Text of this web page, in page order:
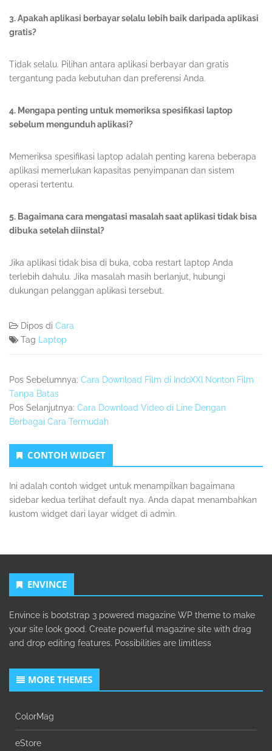
3. Apakah aplikasi berbayar selalu lebih baik daripada aplikasi
gratis?
Tidak selalu. Pilihan antara aplikasi berbayar dan gratis
tergantung pada kebutuhan dan preferensi Anda.
4. Mengapa penting untuk memeriksa spesifikasi laptop
sebelum mengunduh aplikasi?
Memeriksa spesifikasi laptop adalah penting karena beberapa
aplikasi memerlukan kapasitas penyimpanan dan sistem
operasi tertentu.
5. Bagaimana cara mengatasi masalah saat aplikasi tidak bisa
dibuka setelah diinstal?
Jika aplikasi tidak bisa di buka, coba restart laptop Anda
terlebih dahulu. Jika masalah masih berlanjut, hubungi
dukungan pelanggan aplikasi tersebut.
Dipos di Cara
Tag
Laptop
Pos Sebelumnya: Cara Download Film di IndoXXI Nonton Film
Tanpa Batas
Pos Selanjutnya: Cara Download Video di Line Dengan
Berbagai Cara Termudah
Sidebar
Kedua
CONTOH WIDGET
Ini adalah contoh widget untuk menampilkan bagaimana
sidebar kedua terlihat default nya. Anda dapat menambahkan
kustom widget dari layar widget di admin.
ENVINCE
Envince is bootstrap 3 powered magazine WP theme to make
your site look good. Create powerful magazine site with drag
and drop editing features. Possibilities are limitless
MORE THEMES
ColorMag
eStore